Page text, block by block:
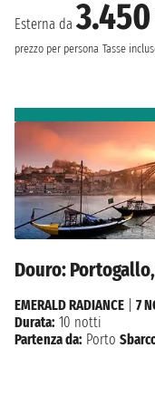
Esterna da
prezzo per persona Tasse
Douro:
EMERALD RADIANCE
7
Durata: 10 notti
Partenza da: Porto